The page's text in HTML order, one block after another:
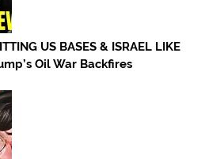
US BASES & ISRAEL LIKE
Oil War Backfires